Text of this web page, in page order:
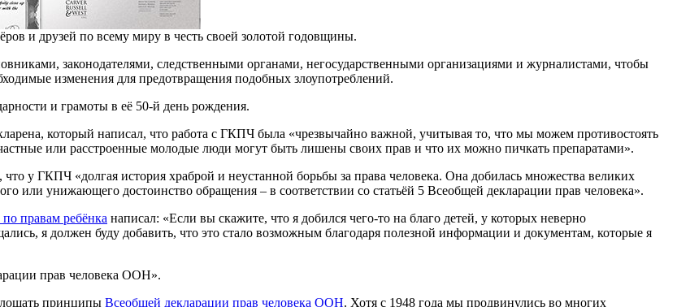
и друзей по всему миру в честь своей золотой годовщины.
законодателями, следственными органами, негосударственными организациями и журналистами, чтобы
изменения для предотвращения подобных злоупотреблений.
и грамоты в её 50-й день рождения.
который написал, что работа с ГКПЧ была «чрезвычайно важной, учитывая то, что мы можем противостоять
или расстроенные молодые люди могут быть лишены своих прав и что их можно пичкать препаратами».
у ГКПЧ «долгая история храброй и неустанной борьбы за права человека. Она добилась множества великих
или унижающего достоинство обращения – в соответствии со статьёй 5 Всеобщей декларации прав человека».
правам ребёнка написал: «Если вы скажите, что я добился чего-то на благо детей, у которых неверно
я должен буду добавить, что это стало возможным благодаря полезной информации и документам, которые я
прав человека ООН».
принципы Всеобщей декларации прав человека ООН. Хотя с 1948 года мы продвинулись во многих